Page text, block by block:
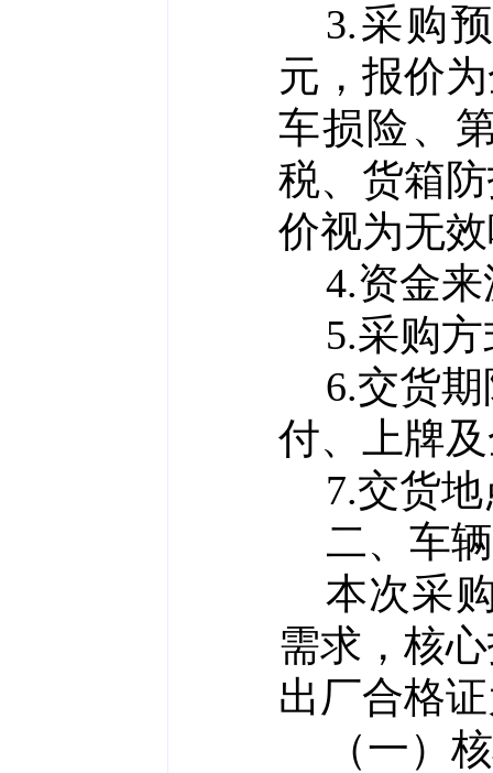
3.采购
元，报价
车损险、
税、货箱
价视为无
4.资金
5.采购方
6.交货
付、上牌
7.交货
二、车
本次采
需求，核
出厂合格
（一）